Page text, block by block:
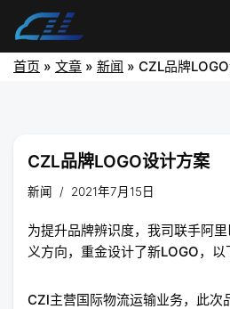
首页 » 文章 » 新闻 » CZL品牌
CZL品牌LOGO设计方案
新闻 2021年7月15日
为提升品牌辨识度，我司联手阿
义方向，重金设计了新LOGO，以
CZl主营国际物流运输业务，此次